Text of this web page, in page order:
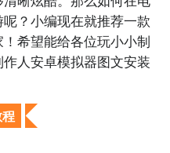
题材都能拍摄，根据你
是赚钱。 游戏评测： ...
？小编现在就推荐一款
希望能给各位玩小小制
人安卓模拟器图文安装